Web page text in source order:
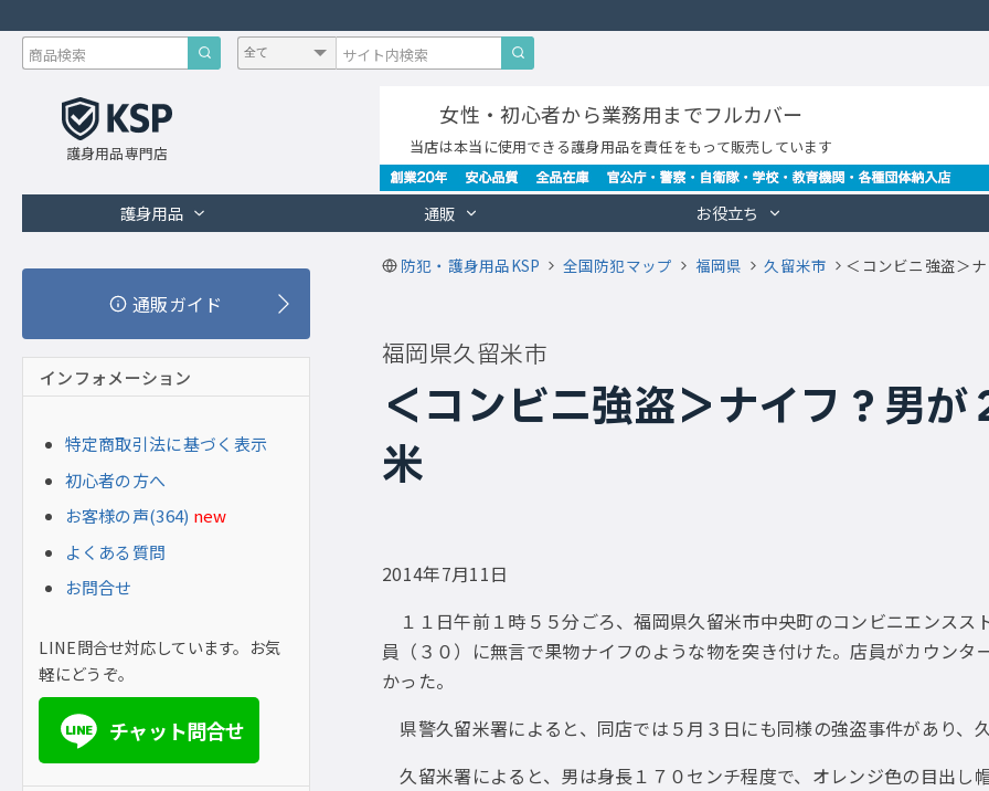
護身用品専門店
女性・初心者から業務用までフルカバー
当店は本当に使用できる護身用品を責任をもって販売しています
護身用品 通販 お役立ち
防犯・護身用品KSP 全国防犯マップ 福岡県 久留米市 ＜コンビニ強盗＞
福岡県久留米市
＜コンビニ強盗＞ナイフ？男
米
2014年7月11日
１１日午前１時５５分ごろ、福岡県久留米市中央町のコンビニエンス
員（３０）に無言で果物ナイフのような物を突き付けた。店員がカウン
かった。
県警久留米署によると、同店では５月３日にも同様の強盗事件があり、
久留米署によると、男は身長１７０センチ程度で、オレンジ色の目出し
通販ガイド
インフォメーション
特定商取引法に基づく表示
初心者の方へ
お客様の声(364) new
よくある質問
お問合せ
LINE問合せ対応しています。お気
軽にどうぞ。
LINE チャット問合せ